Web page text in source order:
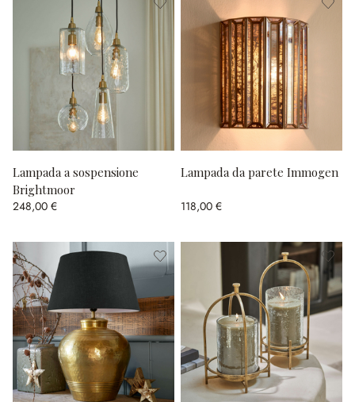
Lampada a sospensione
Brightmoor
248,00 €
Lampada da parete Immogen
118,00 €